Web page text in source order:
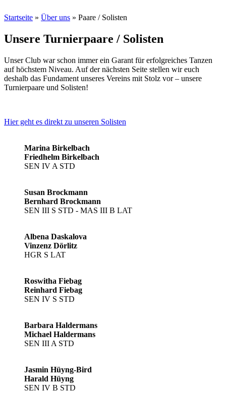
Startseite » Über uns » Paare / Solisten
Unsere Turnierpaare / Solisten
Unser Club war schon immer ein Garant für erfolgreiches Tanzen
auf höchstem Niveau. Auf der nächsten Seite stellen wir euch
deshalb das Fundament unseres Vereins mit Stolz vor – unsere
Turnierpaare und Solisten!
Hier geht es direkt zu unseren Solisten
Marina Birkelbach
Friedhelm Birkelbach
SEN IV A STD
Susan Brockmann
Bernhard Brockmann
SEN III S STD - MAS III B LAT
Albena Daskalova
Vinzenz Dörlitz
HGR S LAT
Roswitha Fiebag
Reinhard Fiebag
SEN IV S STD
Barbara Haldermans
Michael Haldermans
SEN III A STD
Jasmin Hüyng-Bird
Harald Hüyng
SEN IV B STD